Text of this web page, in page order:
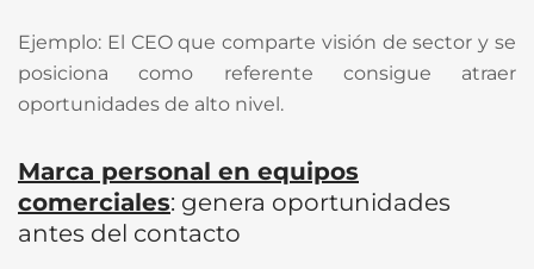
Ejemplo: El CEO que comparte visión de sector y se
posiciona como referente consigue atraer
oportunidades de alto nivel.
Marca personal en equipos
comerciales: genera oportunidades
antes del contacto